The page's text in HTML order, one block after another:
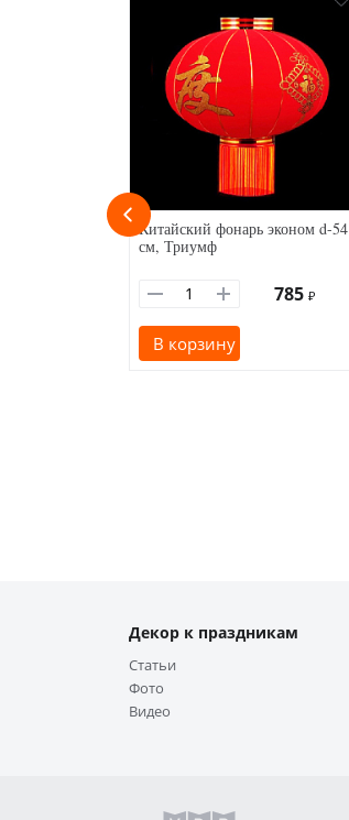
Китайский фонарь эконом d-54
см, Триумф
785 ₽
В корзину
Декор к праздникам
Статьи
Фото
Видео